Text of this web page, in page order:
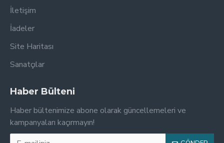
İletişim
İadeler
Site Haritası
Sanatçılar
Haber Bülteni
Haber bültenimize abone olarak güncellemeleri ve
kampanyaları kaçırmayın!